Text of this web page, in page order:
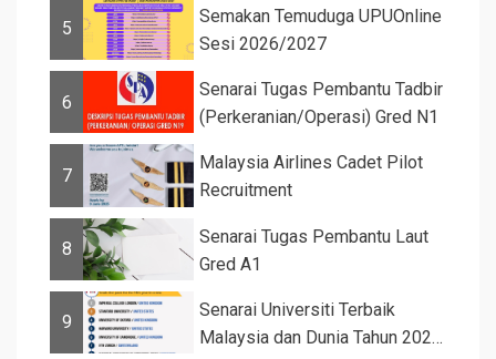
5
Semakan Temuduga UPUOnline
Sesi 2026/2027
6
Senarai Tugas Pembantu Tadbir
(Perkeranian/Operasi) Gred N1
7
Malaysia Airlines Cadet Pilot
Recruitment
8
Senarai Tugas Pembantu Laut
Gred A1
9
Senarai Universiti Terbaik
Malaysia dan Dunia Tahun 2026